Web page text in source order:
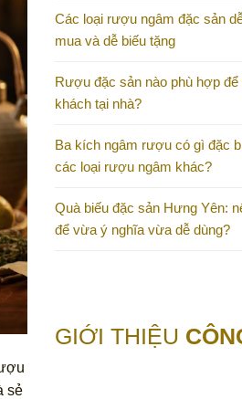
sẻ
Các loại rượu ngâm đặc sản
mua và dễ biếu tặng
Rượu đặc sản nào phù hợp để
khách tại nhà?
Ba kích ngâm rượu có gì đặc
các loại rượu ngâm khác?
Quà biếu đặc sản Hưng Yên:
để vừa ý nghĩa vừa dễ dùng?
GIỚI THIỆU